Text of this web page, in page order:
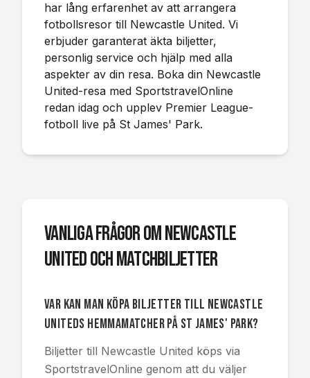
har lång erfarenhet av att arrangera
fotbollsresor till Newcastle United. Vi
erbjuder garanterat äkta biljetter,
personlig service och hjälp med alla
aspekter av din resa. Boka din Newcastle
United-resa med SportstravelOnline
redan idag och upplev Premier League-
fotboll live på St James' Park.
Vanliga frågor om Newcastle
United och matchbiljetter
Var kan man köpa biljetter till Newcastle
Uniteds hemmamatcher på St James' Park?
Biljetter till Newcastle United köps via
SportstravelOnline genom att du väljer